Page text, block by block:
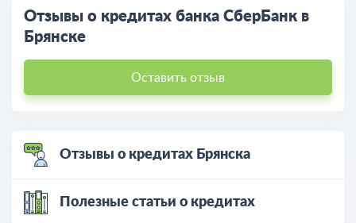
Отзывы о кредитах банка СберБанк в
Брянске
Оставить отзыв
Отзывы о кредитах Брянска
Полезные статьи о кредитах